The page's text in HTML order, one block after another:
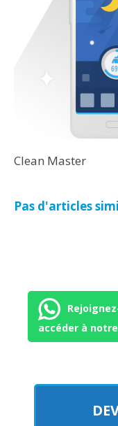
Clean Master
Pas d'articles
accéder à